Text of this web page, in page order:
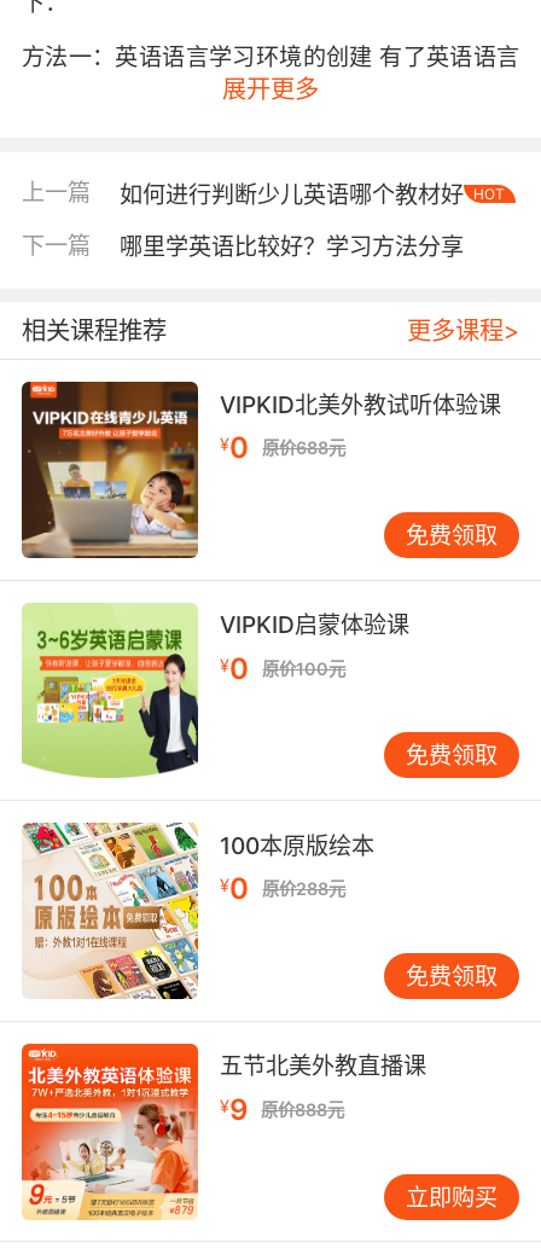
方法一：英语语言学习环境的创建 有了英语语言
学习环境孩子在学习的时候会更加的容易，这一
信的去说英语，不管是孩子在心理上还是在生理
上面都比较容易去接受，对孩子英语听力、口
语、写作等方面都会有很好的帮助的，所以家长
方法二：授课老师不仅方法有效还要发音地道 给
孩子授课的老师要懂得如何合理的进行教学，用
适合孩子的方式去教孩子们学习英语，这样孩子
才会愿意参与到老师的教学当中。除了教学方法
外老师的发音也是特别要关注的，因为地道、专
业的英语发音可以帮助孩子更好的学习英语，甚
至对孩子以后的英语学习也会有很大的影响，所
以家长在做决定之前可以带着孩子一起先进行课
程的试听，孩子和自己都满意之后再进行选择。
方法三：学校使用的英语课程一定要是原版内容
使用原版英语课程不仅在内容上可以帮助孩子以
后的学习，在英语语言的发音上也是正规、专业
的，这样就可以和孩子以后学校的课程很好的衔
接上。而且原版课程内容一直以来都很重视孩子
学习兴趣的培养和保持，同时也会加强孩子在实
际和活动实践能力的培养，帮助孩子在互动的过
程中将课程中的知识掌握住。
全国十大儿童英语品牌最重要的选择就是要长期
将英语的学习坚持下去，这样才可以一步一步的
将自己的英语水平和综合能力提升上去。
展开更多
上一篇 如何进行判断少儿英语哪个教材好 HOT
下一篇 哪里学英语比较好？学习方法分享
相关课程推荐 更多课程>
VIPKID北美外教试听体验课
¥0 原价688元
免费领取
VIPKID启蒙体验课
¥0 原价100元
免费领取
100本原版绘本
¥0 原价288元
免费领取
五节北美外教直播课
¥9 原价888元
立即购买